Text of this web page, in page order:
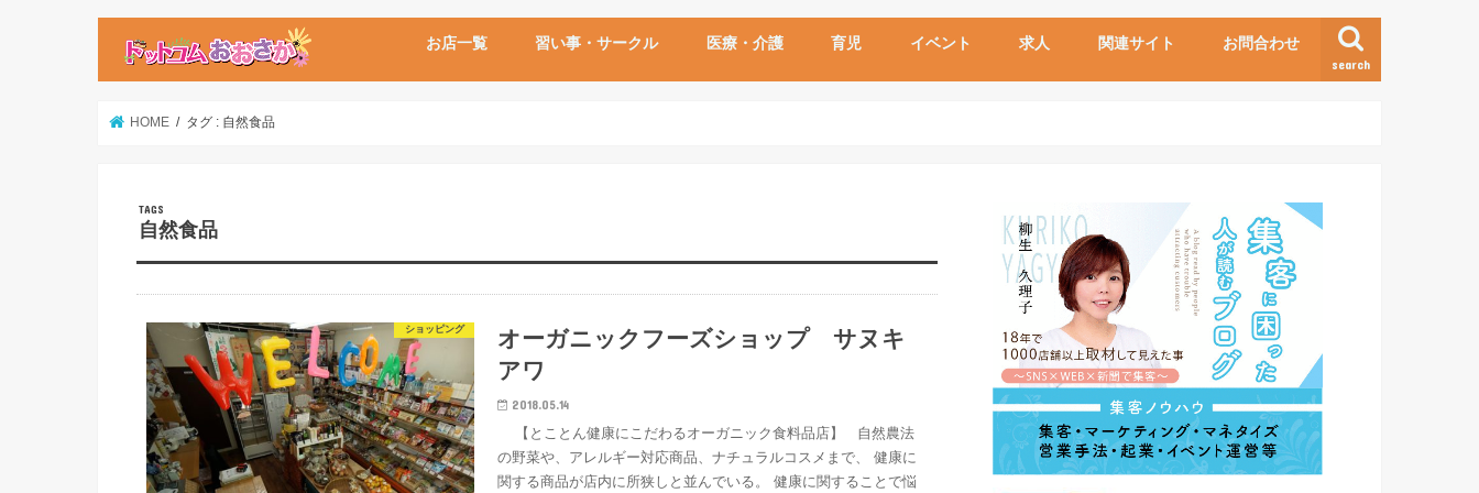
search
お店一覧 習い事・サークル 医療・介護 育児 イベント 求人 関連サイト お問合わせ
HOME タグ : 自然食品
自然食品
ショッピング
オーガニックフーズショップ サヌキ
アワ
2018.05.14
【とことん健康にこだわるオーガニック食料品店】 自然農法
の野菜や、アレルギー対応商品、ナチュラルコスメまで、 健康に
関する商品が店内に所狭しと並んでいる。 健康に関することで悩